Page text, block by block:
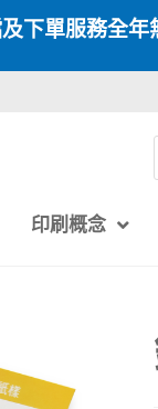
下單服務全年
印刷概念